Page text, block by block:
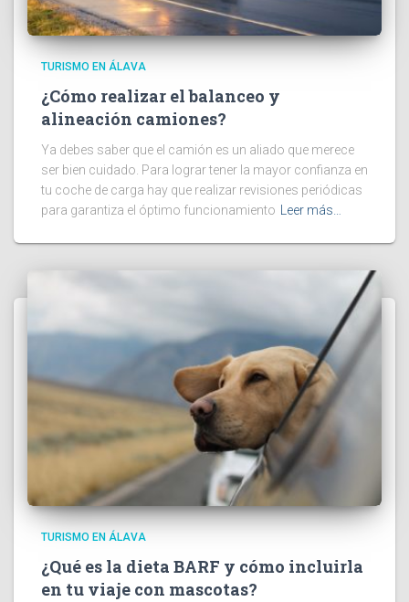
TURISMO EN ÁLAVA
¿Cómo realizar el balanceo y
alineación camiones?
Ya debes saber que el camión es un aliado que merece
ser bien cuidado. Para lograr tener la mayor confianza en
tu coche de carga hay que realizar revisiones periódicas
para garantiza el óptimo funcionamiento
Leer más…
TURISMO EN ÁLAVA
¿Qué es la dieta BARF y cómo incluirla
en tu viaje con mascotas?